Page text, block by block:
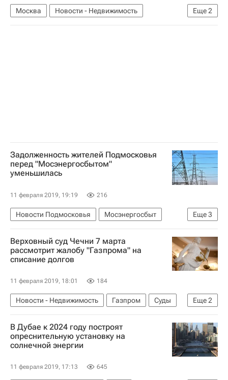
Еще2
Москва
Новости - Недвижимость
Памятники
Мосгорнаследие
Задолженность жителей Подмосковья
перед "Мосэнергосбытом"
уменьшилась
11 февраля 2019, 19:19 216
Еще3
Новости Подмосковья
Мосэнергосбыт
Новости - Недвижимость
Долги
Московская область (Подмосковье)
Верховный суд Чечни 7 марта
рассмотрит жалобу "Газпрома" на
списание долгов
11 февраля 2019, 18:01 184
Еще2
Новости - Недвижимость Газпром
Суды
Долги
Чеченская республика (Чечня)
В Дубае к 2024 году построят
опреснительную установку на
солнечной энергии
11 февраля 2019, 17:13 645